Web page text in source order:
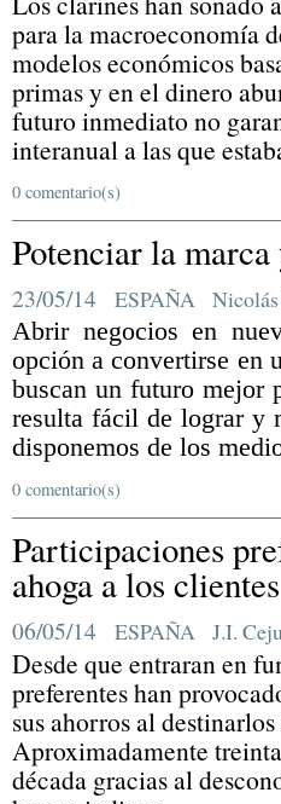
para la macroeconomía
modelos económicos
primas y en el dinero
futuro inmediato no
interanual a las que
0 comentario(s)
Potenciar la
23/05/14 ESPAÑA
Abrir negocios en
opción a convertirse en
buscan un futuro mejor
resulta fácil de lograr y
disponemos de los
0 comentario(s)
Participaciones
ahoga a los clientes
06/05/14 ESPAÑA J.I.
Desde que entraran en
preferentes han
sus ahorros al
Aproximadamente
década gracias al